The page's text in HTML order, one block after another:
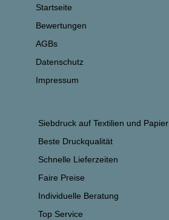
Startseite
Bewertungen
AGBs
Datenschutz
Impressum
Siebdruck auf Textilien und Papier
Beste Druckqualität
Schnelle Lieferzeiten
Faire Preise
Individuelle Beratung
Top Service